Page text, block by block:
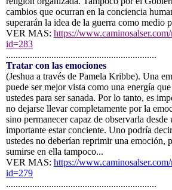
cambios que ocurran en la conciencia
superarán la idea de la guerra como medio
VER MAS: https://
id=283
...............................................................
Tratar con las emociones
(Jeshua a través de Pamela Kribbe). Una
puede ser mejor vista como una energía
ustedes para ser sanada. Por lo tanto, es
no dejarse llevar completamente por la
sino permanecer capaz de observarla
importante estar conciente. Uno podría
ustedes no deberían reprimir una emoción,
sumirse en ella tampoco...
VER MAS: https://
id=279
...............................................................